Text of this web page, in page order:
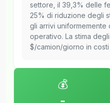
settore, il 39,3% delle
25% di riduzione degli
gli arrivi uniformemente
operativo. La stima
$/camion/giorno in
💰